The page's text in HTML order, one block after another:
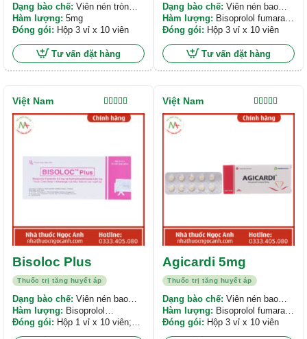
Dạng bào chế: Viên nén tròn
bao phim
Hàm lượng: 5mg
Đóng gói: Hộp 3 vỉ x 10 viên
Tư vấn đặt hàng
Dạng bào chế: Viên nén bao
phim
Hàm lượng: Bisoprolol fumarat
5mg
Đóng gói: Hộp 3 vỉ x 10 viên
Tư vấn đặt hàng
Thuốc trị tăng huyết áp
Bisoloc Plus
Được xếp
hạng5.00
Sản
phẩm
này
có
nhiều
Dạng bào chế: Viên nén bao
phim
Hàm lượng: Bisoprolol
Fumarate 5mg;
Đóng gói: Hộp 1 vỉ x 10 viên;
Việt Nam
Thuốc trị tăng huyết áp
Agicardi 5mg
Được xếp
hạng5.00
Dạng bào chế: Viên nén bao
phim
Hàm lượng: Bisoprolol fumarat
5mg
Đóng gói: Hộp 3 vỉ x 10 viên
Việt Nam